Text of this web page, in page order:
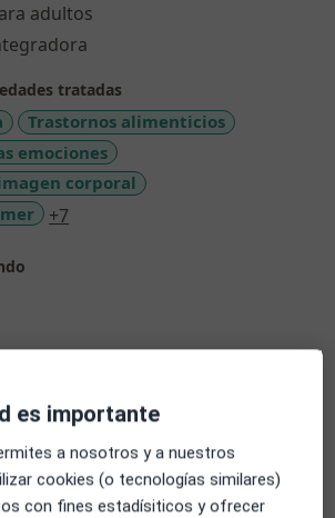
adultos
tratadas
Trastornos alimenticios
emociones
corporal
+7
Ver calendario online
es importante
a nosotros y a nuestros
cookies (o tecnologías similares)
con fines estadísiticos y ofrecer